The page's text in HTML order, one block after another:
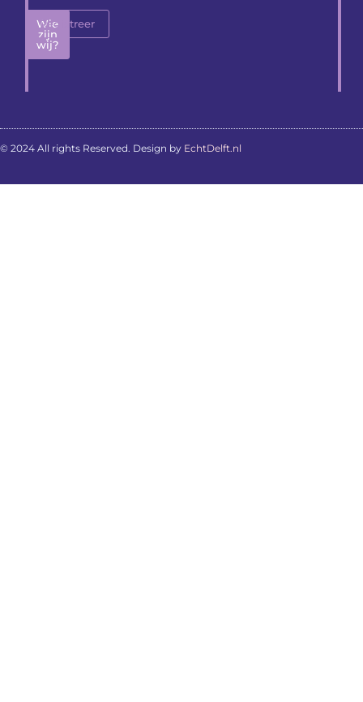
Wie
zijn
wij?
Registreer
© 2024 All rights Reserved. Design by EchtDelft.nl